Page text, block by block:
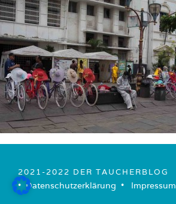
2021-2022 DER TAUCHERBLOG
• ­ Datenschutzerklärung ­ • ­ Impressum